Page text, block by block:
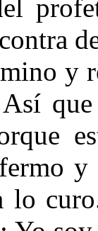
y
Así
lo